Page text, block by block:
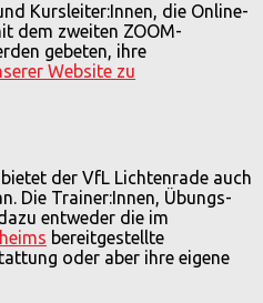
Kursleiter:Innen, die Online-
dem zweiten ZOOM-
gebeten, ihre
Website zu
der VfL Lichtenrade auch
Die Trainer:Innen, Übungs-
entweder die im
bereitgestellte
oder aber ihre eigene